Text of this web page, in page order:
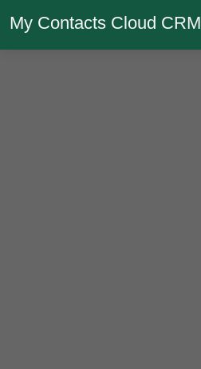
My Contacts Cloud CRM